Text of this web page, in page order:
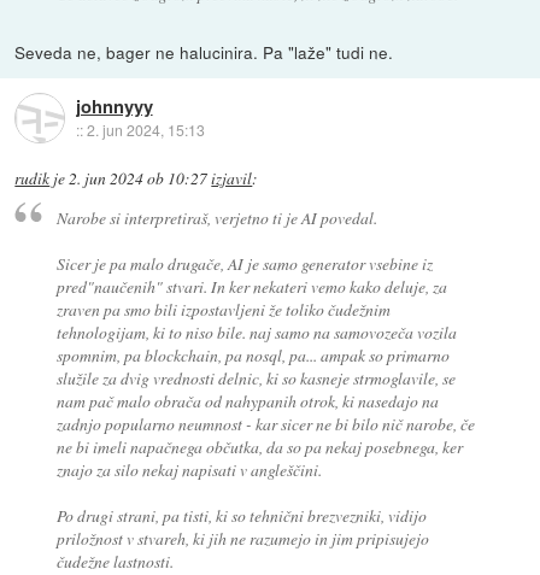
Seveda ne, bager ne halucinira. Pa "laže" tudi ne.
johnnyyy
::2. jun 2024, 15:13
rudik je2. jun 2024 ob 10:27izjavil:
Narobe si interpretiraš, verjetno ti je AI povedal.
Sicer je pa malo drugače, AI je samo generator vsebine iz
pred"naučenih" stvari. In ker nekateri vemo kako deluje, za
zraven pa smo bili izpostavljeni že toliko čudežnim
tehnologijam, ki to niso bile. naj samo na samovozeča vozila
spomnim, pa blockchain, pa nosql, pa... ampak so primarno
služile za dvig vrednosti delnic, ki so kasneje strmoglavile, se
nam pač malo obrača od nahypanih otrok, ki nasedajo na
zadnjo popularno neumnost - kar sicer ne bi bilo nič narobe, če
ne bi imeli napačnega občutka, da so pa nekaj posebnega, ker
znajo za silo nekaj napisati v angleščini.
Po drugi strani, pa tisti, ki so tehnični brezvezniki, vidijo
priložnost v stvareh, ki jih ne razumejo in jim pripisujejo
čudežne lastnosti.